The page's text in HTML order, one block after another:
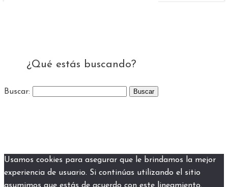
¿Qué estás buscando?
Buscar:
Usamos cookies para asegurar que le brindamos la mejor
experiencia de usuario. Si continúas utilizando el sitio
asumimos que estás de acuerdo con este lineamiento.